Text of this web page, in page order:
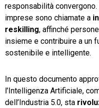
responsabilità
imprese sono chiamate a
reskilling, affinché
insieme e contribuire a un
sostenibile e intelligente.
In questo documento
l’Intelligenza Artificiale,
dell’Industria 5.0, sta